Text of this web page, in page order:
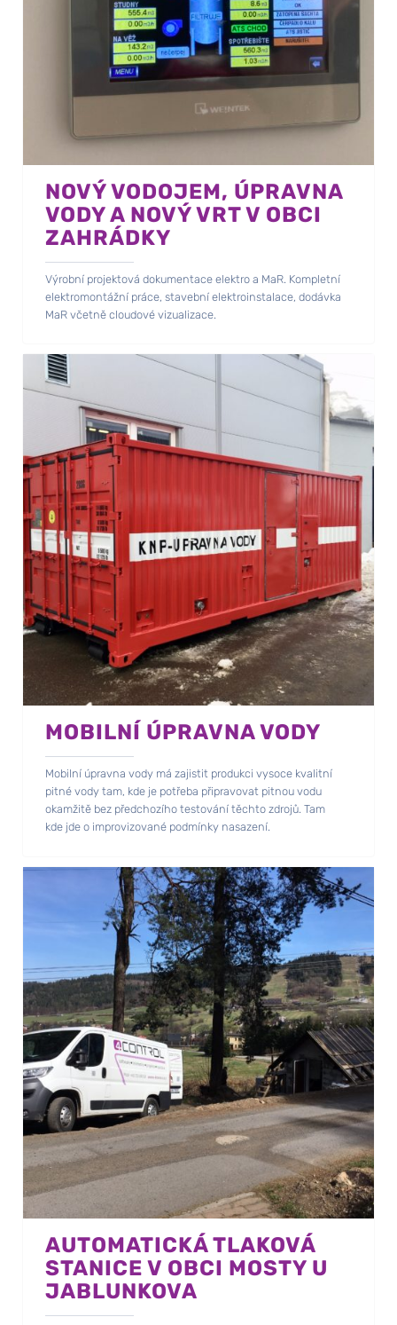
NOVÝ VODOJEM, ÚPRAVNA
VODY A NOVÝ VRT V OBCI
ZAHRÁDKY
Výrobní projektová dokumentace elektro a MaR. Kompletní
elektromontážní práce, stavební elektroinstalace, dodávka
MaR včetně cloudové vizualizace.
MOBILNÍ ÚPRAVNA VODY
Mobilní úpravna vody má zajistit produkci vysoce kvalitní
pitné vody tam, kde je potřeba připravovat pitnou vodu
okamžitě bez předchozího testování těchto zdrojů. Tam
kde jde o improvizované podmínky nasazení.
AUTOMATICKÁ TLAKOVÁ
STANICE V OBCI MOSTY U
JABLUNKOVA